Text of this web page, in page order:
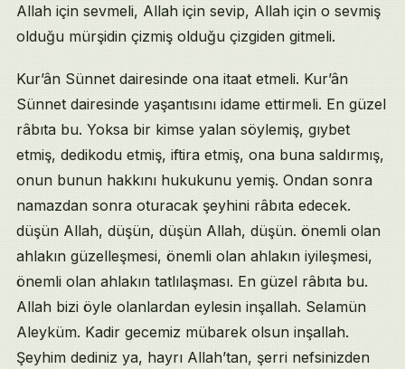
Allah için sevmeli, Allah için sevip, Allah için o sevmiş
olduğu mürşidin çizmiş olduğu çizgiden gitmeli.
Kur’ân Sünnet dairesinde ona itaat etmeli. Kur’ân
Sünnet dairesinde yaşantısını idame ettirmeli. En güzel
râbıta bu. Yoksa bir kimse yalan söylemiş, gıybet
etmiş, dedikodu etmiş, iftira etmiş, ona buna saldırmış,
onun bunun hakkını hukukunu yemiş. Ondan sonra
namazdan sonra oturacak şeyhini râbıta edecek.
düşün Allah, düşün, düşün Allah, düşün. önemli olan
ahlakın güzelleşmesi, önemli olan ahlakın iyileşmesi,
önemli olan ahlakın tatlılaşması. En güzel râbıta bu.
Allah bizi öyle olanlardan eylesin inşallah. Selamün
Aleyküm. Kadir gecemiz mübarek olsun inşallah.
Şeyhim dediniz ya, hayrı Allah’tan, şerri nefsinizden